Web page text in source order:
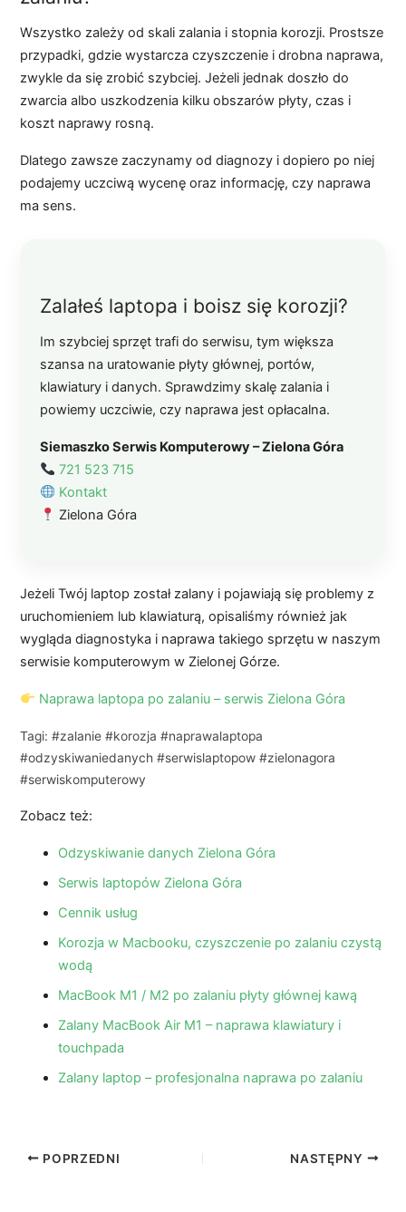
Wszystko zależy od skali zalania i stopnia korozji. Prostsze
przypadki, gdzie wystarcza czyszczenie i drobna naprawa,
zwykle da się zrobić szybciej. Jeżeli jednak doszło do
zwarcia albo uszkodzenia kilku obszarów płyty, czas i
koszt naprawy rosną.
Dlatego zawsze zaczynamy od diagnozy i dopiero po niej
podajemy uczciwą wycenę oraz informację, czy naprawa
ma sens.
Zalałeś laptopa i boisz się korozji?
Im szybciej sprzęt trafi do serwisu, tym większa
szansa na uratowanie płyty głównej, portów,
klawiatury i danych. Sprawdzimy skalę zalania i
powiemy uczciwie, czy naprawa jest opłacalna.
Siemaszko Serwis Komputerowy – Zielona Góra
721 523 715
Kontakt
Zielona Góra
Jeżeli Twój laptop został zalany i pojawiają się problemy z
uruchomieniem lub klawiaturą, opisaliśmy również jak
wygląda diagnostyka i naprawa takiego sprzętu w naszym
serwisie komputerowym w Zielonej Górze.
Naprawa laptopa po zalaniu – serwis Zielona Góra
Tagi: #zalanie #korozja #naprawalaptopa
#odzyskiwaniedanych #serwislaptopow #zielonagora
#serwiskomputerowy
Zobacz też:
Odzyskiwanie danych Zielona Góra
Serwis laptopów Zielona Góra
Cennik usług
Korozja w Macbooku, czyszczenie po zalaniu czystą
wodą
MacBook M1 / M2 po zalaniu płyty głównej kawą
Zalany MacBook Air M1 – naprawa klawiatury i
touchpada
Zalany laptop – profesjonalna naprawa po zalaniu
POPRZEDNI NASTĘPNY